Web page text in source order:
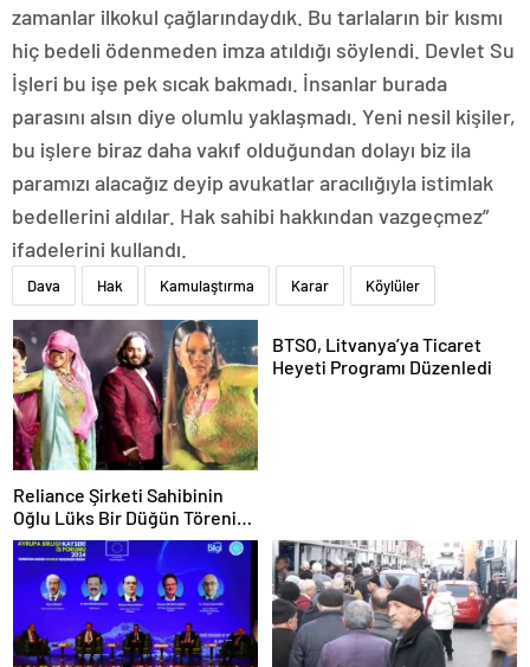
zamanlar ilkokul çağlarındaydık. Bu tarlaların bir kısmı
hiç bedeli ödenmeden imza atıldığı söylendi. Devlet Su
İşleri bu işe pek sıcak bakmadı. İnsanlar burada
parasını alsın diye olumlu yaklaşmadı. Yeni nesil kişiler,
bu işlere biraz daha vakıf olduğundan dolayı biz ila
paramızı alacağız deyip avukatlar aracılığıyla istimlak
bedellerini aldılar. Hak sahibi hakkından vazgeçmez”
ifadelerini kullandı.
Dava Hak Kamulaştırma Karar Köylüler
Reliance Şirketi Sahibinin
Oğlu Lüks Bir Düğün Töreni
Düzenledi
BTSO, Litvanya’ya Ticaret
Heyeti Programı Düzenledi